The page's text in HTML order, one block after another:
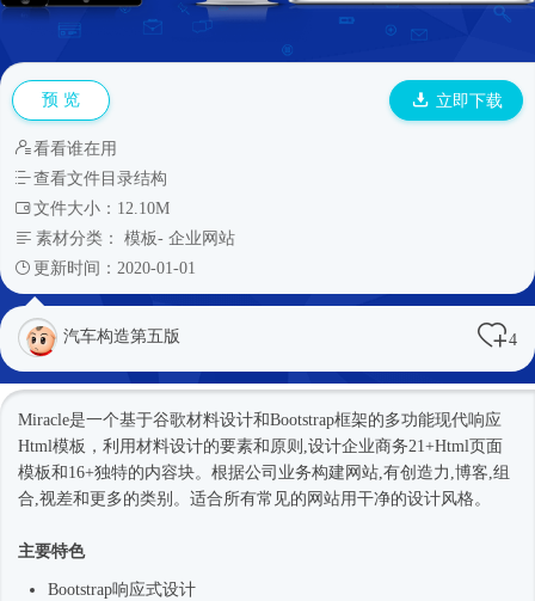
预 览 立即下载
看看谁在用
查看文件目录结构
文件大小：12.10M
素材分类： 模板- 企业网站
更新时间：2020-01-01
汽车构造第五版 4
Miracle是一个基于谷歌材料设计和Bootstrap框架的多功能现代响应
Html模板 ，利用材料设计的要素和原则,设计企业商务21+Html页面
模板和16+独特的内容块。根据公司业务构建网站,有创造力,博客,组
合,视差和更多的类别。适合所有常见的网站用干净的设计风格。
主要特色
Bootstrap响应式设计